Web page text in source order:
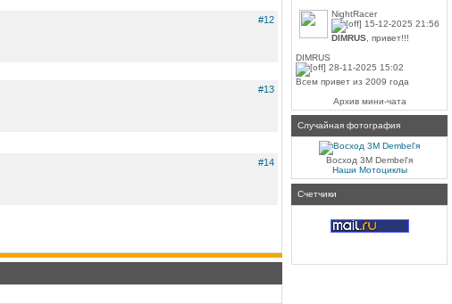
#12
#13
#14
NightRacer
15-12-2025 21:56
DIMRUS , привет!!!
DIMRUS
28-11-2025 15:02
Всем привет из 2009 года
Архив мини-чата
Случайная фотография
Восход 3М Dembel'я
Наши Мотоциклы
Счетчики